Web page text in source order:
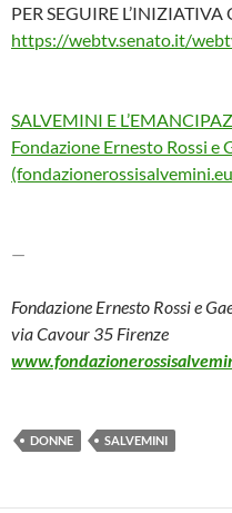
PER SEGUIRE L’INIZIATIVA
https://webtv.senato.it/
SALVEMINI E
Fondazione Ernesto Rossi e
—
Fondazione Ernesto Rossi e
via Cavour 35 Firenze
DONNE SALVEMINI